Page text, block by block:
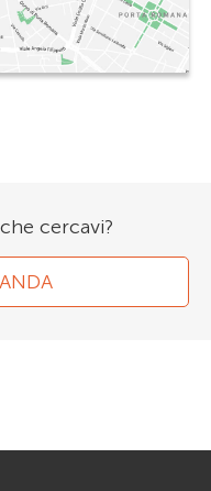
cercavi?